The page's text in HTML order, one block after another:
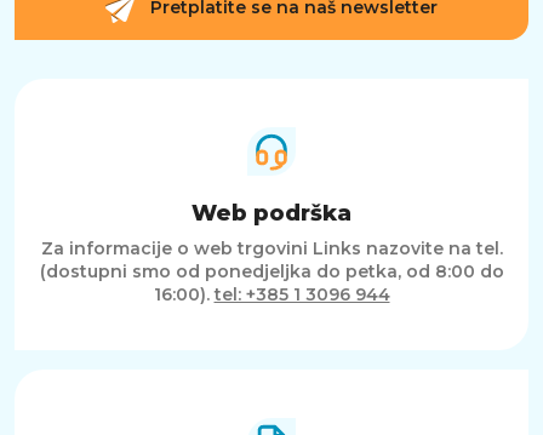
Pretplatite se na naš newsletter
Web podrška
Za informacije o web trgovini Links nazovite na tel.
(dostupni smo od ponedjeljka do petka, od 8:00 do
16:00).tel: +385 1 3096 944